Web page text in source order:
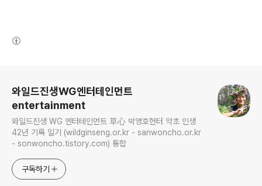
와일드진생WG엔터테인먼트
entertainment
와일드진생 WG 엔터테인먼트 草心 박영호헌터 약초 인생
42년 기록 일기 (wildginseng.or.kr - sanwoncho.or.kr
- sonwoncho.tistory.com) 통합
구독하기